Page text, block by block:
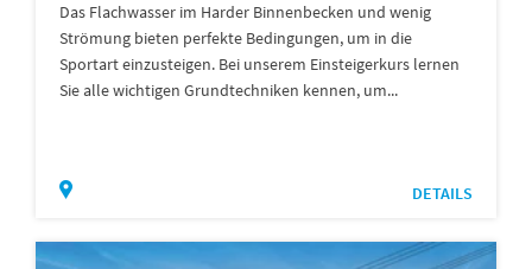
Das Flachwasser im Harder Binnenbecken und wenig
Strömung bieten perfekte Bedingungen, um in die
Sportart einzusteigen. Bei unserem Einsteigerkurs lernen
Sie alle wichtigen Grundtechniken kennen, um...
DETAILS